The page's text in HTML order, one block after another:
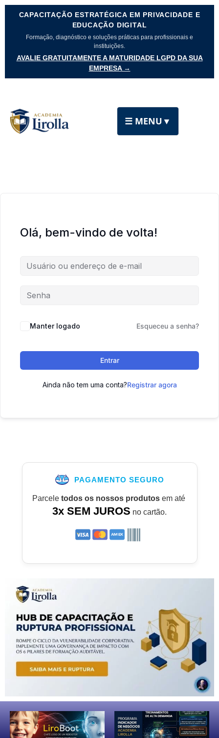
CAPACITAÇÃO ESTRATÉGICA EM PRIVACIDADE E
EDUCAÇÃO DIGITAL
Formação, diagnóstico e soluções práticas para profissionais e
instituições.
AVALIE GRATUITAMENTE A MATURIDADE LGPD DA SUA
EMPRESA →
☰ MENU ▼
Olá, bem-vindo de volta!
Manter logado Esqueceu a senha?
Entrar
Ainda não tem uma conta?Registrar agora
PAGAMENTO SEGURO
Parcele todos os nossos produtosem até
3x SEM JUROS no cartão.